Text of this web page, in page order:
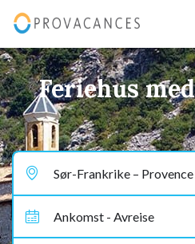
Feriehus